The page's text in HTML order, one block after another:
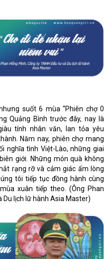
suốt 6 mùa “Phiên chợ 0
Quảng Bình trước đây, nay là
tính nhân văn, lan tỏa yêu
Năm nay, phiên chợ mang
nghĩa tình Việt-Lào, những giai
giới. Những món quà không
rạng rỡ và cảm giác ấm lòng
tôi tiếp tục đồng hành cùng
xuân tiếp theo. (Ông Phan
Du lịch lữ hành Asia Master)